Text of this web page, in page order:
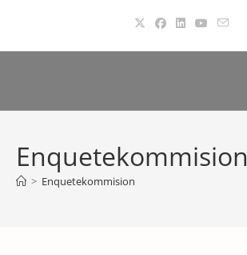
springen
Enquetekommision
> Enquetekommision